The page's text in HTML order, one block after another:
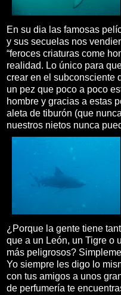
En su dia las famosas
y sus secuelas nos
“feroces criaturas come
realidad. Lo único para
crear en el subconsciente
un pez que poco a poco
hombre y gracias a estas
aleta de tiburón (que
nuestros nietos nunca
¿Porque la gente tiene
que a un León, un Tigre o
más peligrosos?
Yo siempre les digo lo
con tus amigos a unos
de perfumería te